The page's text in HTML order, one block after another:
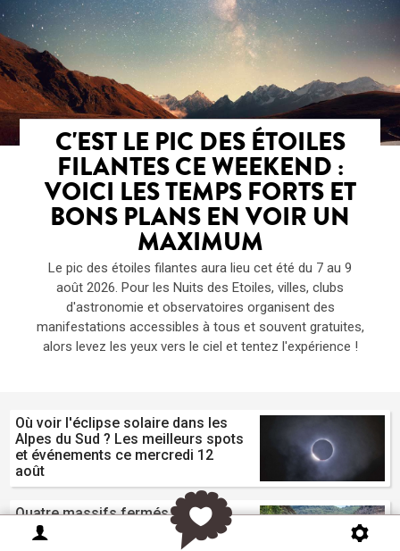
C'EST LE PIC DES ÉTOILES
FILANTES CE WEEKEND :
VOICI LES TEMPS FORTS ET
BONS PLANS EN VOIR UN
MAXIMUM
Le pic des étoiles filantes aura lieu cet été du 7 au 9
août 2026. Pour les Nuits des Etoiles, villes, clubs
d'astronomie et observatoires organisent des
manifestations accessibles à tous et souvent gratuites,
alors levez les yeux vers le ciel et tentez l'expérience !
Où voir l'éclipse solaire dans les
Alpes du Sud ? Les meilleurs spots
et événements ce mercredi 12
août
Quatre massifs fermés ce mardi
11 août dans le Var